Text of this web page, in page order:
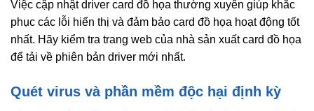
Việc cập nhật driver card đồ họa thường xuyên giúp khắc
phục các lỗi hiển thị và đảm bảo card đồ họa hoạt động tốt
nhất. Hãy kiểm tra trang web của nhà sản xuất card đồ họa
để tải về phiên bản driver mới nhất.
Quét virus và phần mềm độc hại định kỳ